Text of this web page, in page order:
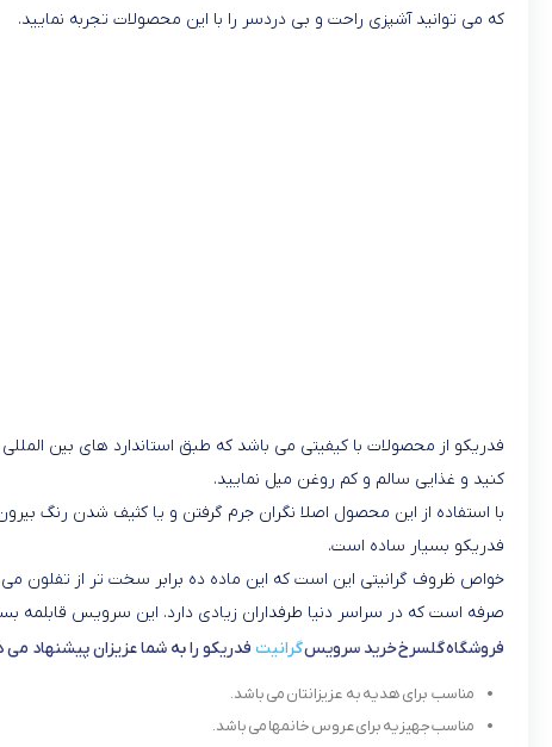
که می توانید آشپزی راحت و بی دردسر را با این محصولات تجربه نمایید.
فدریکو از محصولات با کیفیتی می باشد که طبق استاندارد های بین
کنید و غذایی سالم و کم روغن میل نمایید.
با استفاده از این محصول اصلا نگران جرم گرفتن و یا کثیف شدن رنگ
فدریکو بسیار ساده است.
خواص ظروف گرانیتی این است که این ماده ده برابر سخت تر از تفلون
صرفه است که در سراسر دنیا طرفداران زیادی دارد. این سرویس
فروشگاه گلسرخ خرید سرویسگرانیت فدریکو را به شما عزیزان پیشنهاد می
مناسب برای هدیه به عزیزانتان می باشد.
مناسب جهیزیه برای عروس خانمها می باشد.